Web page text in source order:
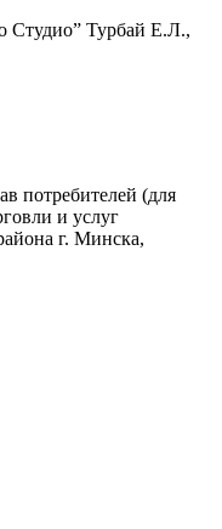
Студио” Турбай Е.Л.,
потребителей (для
и услуг
г. Минска,